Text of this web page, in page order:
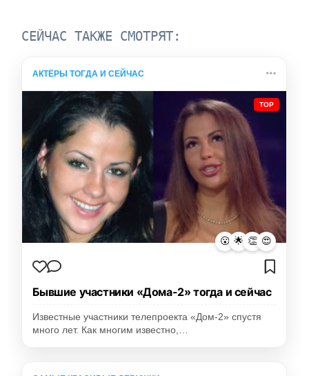
СЕЙЧАС ТАКЖЕ СМОТРЯТ:
АКТЁРЫ ТОГДА И СЕЙЧАС
TOP
😮 🌟 👏 😍
Бывшие участники «Дома-2» тогда и сейчас
Известные участники телепроекта «Дом-2» спустя
много лет. Как многим известно,…